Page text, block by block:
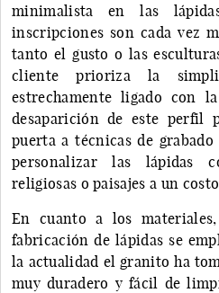
minimalista en las
inscripciones son cada vez
tanto el gusto o las
cliente prioriza la
estrechamente ligado con
desaparición de este perfil
puerta a técnicas de
personalizar las lápidas
religiosas o paisajes a un
En cuanto a los
fabricación de lápidas se
la actualidad el granito ha
muy duradero y fácil de